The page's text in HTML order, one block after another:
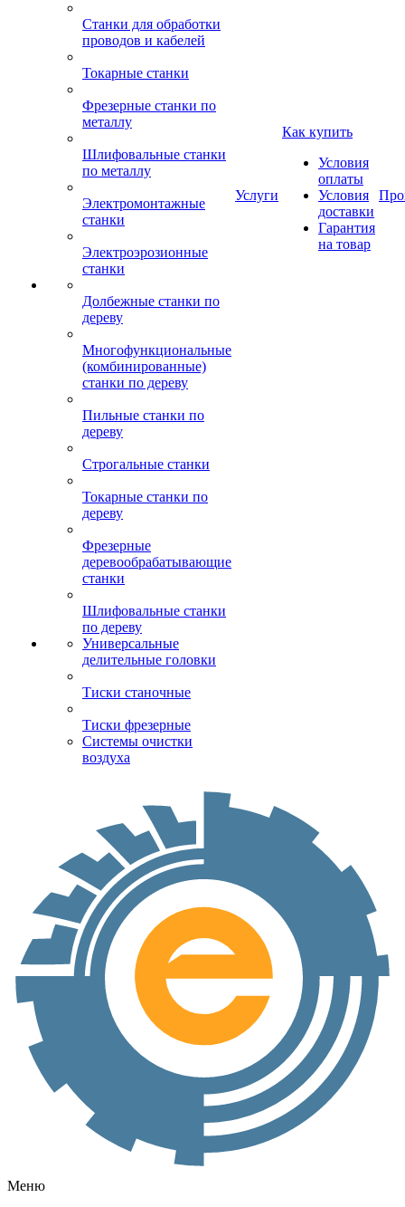
Станки для обработки
проводов и кабелей
Токарные станки
Фрезерные станки по
металлу
Шлифовальные станки
по металлу
Электромонтажные
станки
Электроэрозионные
станки
Долбежные станки по
дереву
Многофункциональные
(комбинированные)
станки по дереву
Пильные станки по
дереву
Строгальные станки
Токарные станки по
дереву
Фрезерные
деревообрабатывающие
станки
Шлифовальные станки
по дереву
Универсальные
делительные головки
Тиски станочные
Тиски фрезерные
Системы очистки
воздуха
Услуги
Как купить
Условия
оплаты
Условия
доставки
Гарантия
на товар
Меню